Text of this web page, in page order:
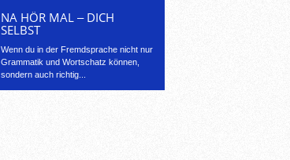
NA HÖR MAL ‒ DICH
SELBST
Wenn du in der Fremdsprache nicht nur
Grammatik und Wortschatz können,
sondern auch richtig...